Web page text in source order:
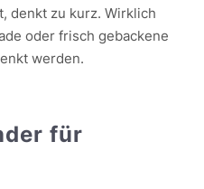
denkt zu kurz. Wirklich
oder frisch gebackene
werden.
für